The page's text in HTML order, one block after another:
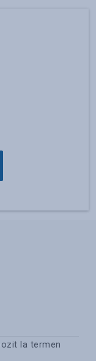
la termen